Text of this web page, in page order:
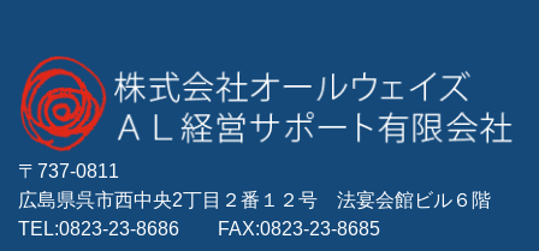
〒737-0811
広島県呉市西中央2丁目２番１２号 法宴会館ビル６階
TEL:0823-23-8686 FAX:0823-23-8685